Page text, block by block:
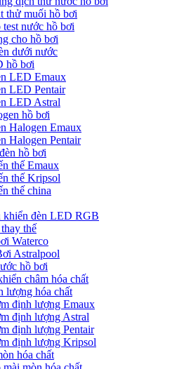
thử muối hồ bơi
test nước hồ bơi
cho hồ bơi
dưới nước
hồ bơi
LED Emaux
LED Pentair
LED Astral
hồ bơi
Halogen Emaux
Halogen Pentair
hồ bơi
thế Emaux
thế Kripsol
thế china
khiển đèn LED RGB
thế
Waterco
Astralpool
hồ bơi
châm hóa chất
lượng hóa chất
định lượng Emaux
định lượng Astral
định lượng Pentair
định lượng Kripsol
hóa chất